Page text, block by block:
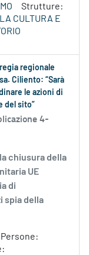
Strutture:
CULTURA E
regionale
Ciliento: “Sarà
le azioni di
del sito”
4-
chiusura della
UE
di
spia della
Persone: